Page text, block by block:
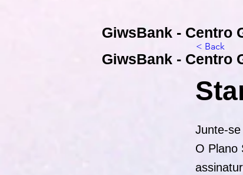
< Back
Junte-
O Plano
GiwsBank - Centro
GiwsBank - Centro